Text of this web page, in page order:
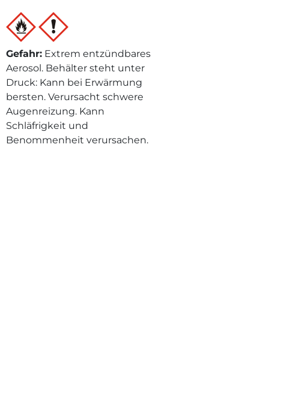
Gefahr: Extrem entzündbares
Aerosol. Behälter steht unter
Druck: Kann bei Erwärmung
bersten. Verursacht schwere
Augenreizung. Kann
Schläfrigkeit und
Benommenheit verursachen.